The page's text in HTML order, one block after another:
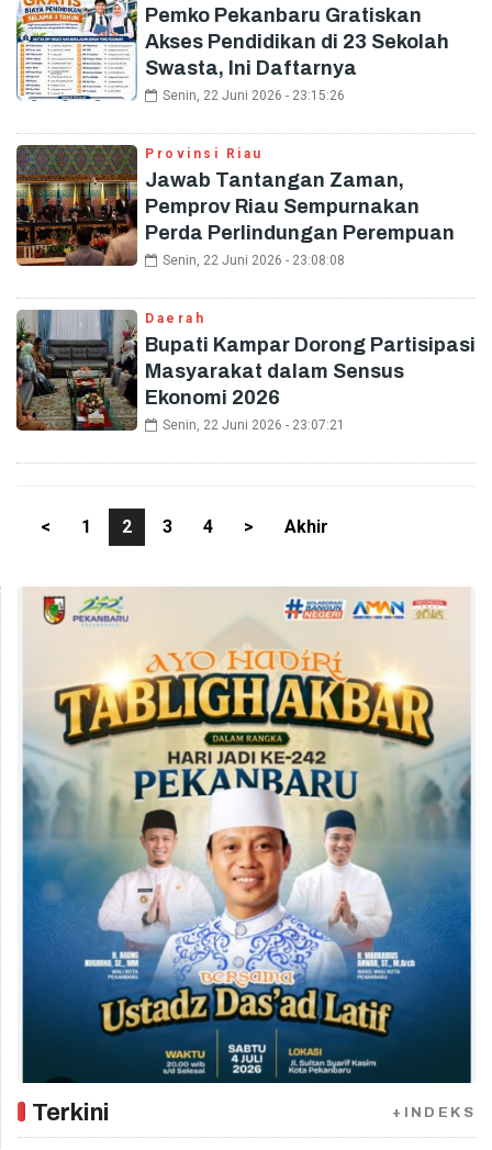
Pemko Pekanbaru Gratiskan
Akses Pendidikan di 23 Sekolah
Swasta, Ini Daftarnya
Senin, 22 Juni 2026 - 23:15:26
Provinsi Riau
Jawab Tantangan Zaman,
Pemprov Riau Sempurnakan
Perda Perlindungan Perempuan
Senin, 22 Juni 2026 - 23:08:08
Daerah
Bupati Kampar Dorong Partisipasi
Masyarakat dalam Sensus
Ekonomi 2026
Senin, 22 Juni 2026 - 23:07:21
< 1 2 3 4 > Akhir
Terkini +INDEKS